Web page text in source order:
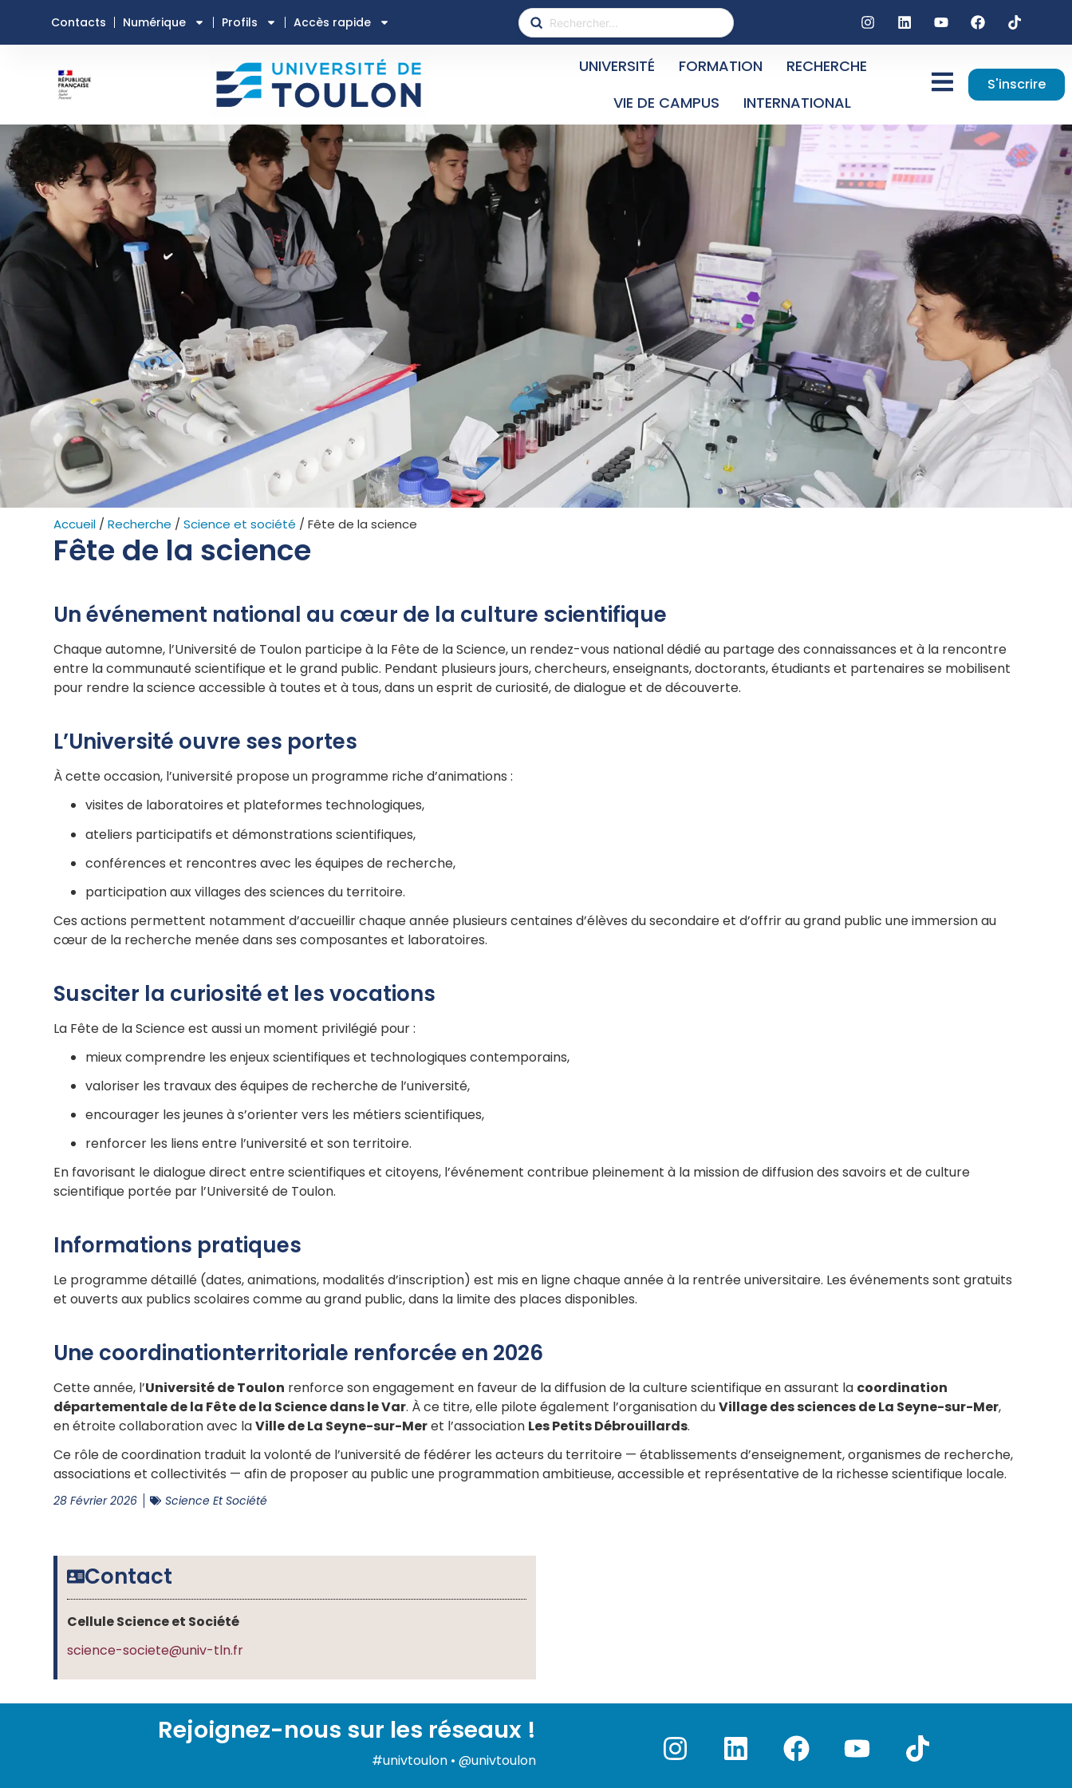
Contacts Numérique Profils Accès rapide
UNIVERSITÉ FORMATION
RECHERCHE
VIE DE CAMPUS
INTERNATIONAL
S'inscrire
Accueil /Recherche /Science et société /Fête de la science
Fête de la science
Un événement national au cœur de la culture scientifique
Chaque automne, l’Université de Toulon participe à la Fête de la Science, un rendez-vous national dédié au partage des connaissances et à la rencontre
entre la communauté scientifique et le grand public. Pendant plusieurs jours, chercheurs, enseignants, doctorants, étudiants et partenaires se mobilisent
pour rendre la science accessible à toutes et à tous, dans un esprit de curiosité, de dialogue et de découverte.
L’Université ouvre ses portes
À cette occasion, l’université propose un programme riche d’animations :
visites de laboratoires et plateformes technologiques,
ateliers participatifs et démonstrations scientifiques,
conférences et rencontres avec les équipes de recherche,
participation aux villages des sciences du territoire.
Ces actions permettent notamment d’accueillir chaque année plusieurs centaines d’élèves du secondaire et d’offrir au grand public une immersion au
cœur de la recherche menée dans ses composantes et laboratoires.
Susciter la curiosité et les vocations
La Fête de la Science est aussi un moment privilégié pour :
mieux comprendre les enjeux scientifiques et technologiques contemporains,
valoriser les travaux des équipes de recherche de l’université,
encourager les jeunes à s’orienter vers les métiers scientifiques,
renforcer les liens entre l’université et son territoire.
En favorisant le dialogue direct entre scientifiques et citoyens, l’événement contribue pleinement à la mission de diffusion des savoirs et de culture
scientifique portée par l’Université de Toulon.
Informations pratiques
Le programme détaillé (dates, animations, modalités d’inscription) est mis en ligne chaque année à la rentrée universitaire. Les événements sont gratuits
et ouverts aux publics scolaires comme au grand public, dans la limite des places disponibles.
Une coordinationterritoriale renforcée en 2026
Cette année, l’Université de Toulon renforce son engagement en faveur de la diffusion de la culture scientifique en assurant la coordination
départementale de la Fête de la Science dans le Var. À ce titre, elle pilote également l’organisation duVillage des sciences de La Seyne-sur-Mer,
en étroite collaboration avec laVille de La Seyne-sur-Meret l’association Les Petits Débrouillards.
Ce rôle de coordination traduit la volonté de l’université de fédérer les acteurs du territoire — établissements d’enseignement, organismes de recherche,
associations et collectivités — afin de proposer au public une programmation ambitieuse, accessible et représentative de la richesse scientifique locale.
28 Février 2026 Science Et Société
Contact
Cellule Science et Société
science-societe@univ-tln.fr
Rejoignez-nous sur les réseaux !
#univtoulon • @univtoulon